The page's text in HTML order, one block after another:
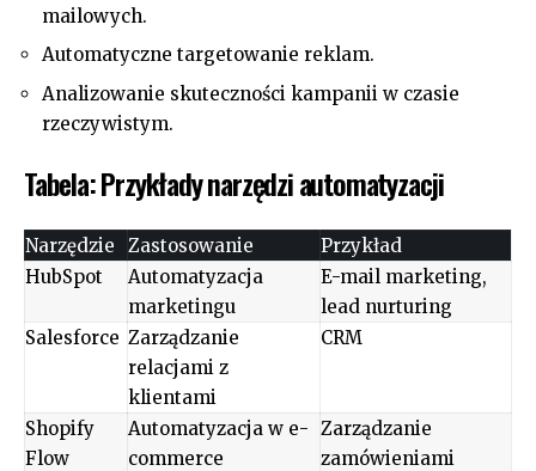
mailowych.
Automatyczne targetowanie reklam.
Analizowanie skuteczności kampanii w czasie
rzeczywistym.
Tabela: Przykłady narzędzi automatyzacji
Narzędzie Zastosowanie
Przykład
HubSpot
Automatyzacja
marketingu
E-mail marketing,
lead nurturing
Salesforce Zarządzanie
relacjami z
klientami
CRM
Shopify
Flow
Automatyzacja w e-
commerce
Zarządzanie
zamówieniami